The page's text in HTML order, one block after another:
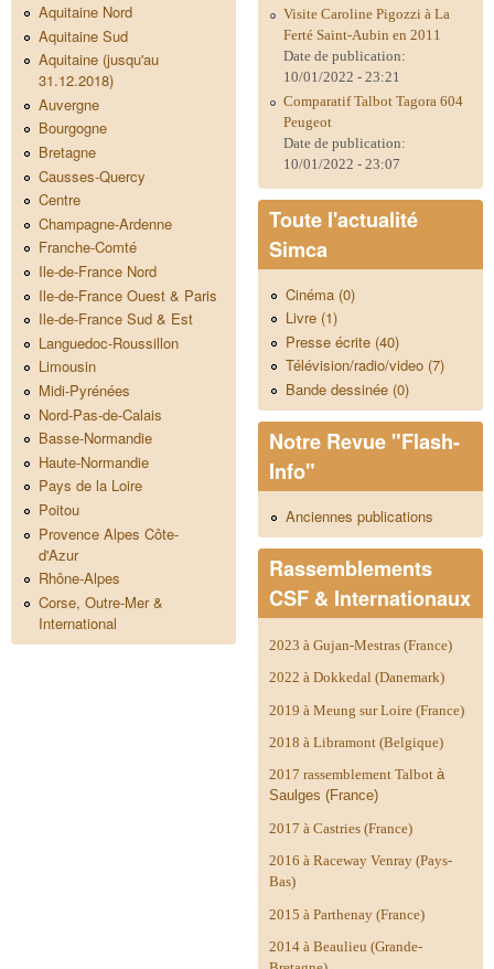
Aquitaine Nord
Aquitaine Sud
Aquitaine (jusqu'au
31.12.2018)
Auvergne
Bourgogne
Bretagne
Causses-Quercy
Centre
Champagne-Ardenne
Franche-Comté
Ile-de-France Nord
Ile-de-France Ouest & Paris
Ile-de-France Sud & Est
Languedoc-Roussillon
Limousin
Midi-Pyrénées
Nord-Pas-de-Calais
Basse-Normandie
Haute-Normandie
Pays de la Loire
Poitou
Provence Alpes Côte-
d'Azur
Rhône-Alpes
Corse, Outre-Mer &
International
Visite Caroline Pigozzi à La
Ferté Saint-Aubin en 2011
Date de publication:
10/01/2022 - 23:21
Comparatif Talbot Tagora 604
Peugeot
Date de publication:
10/01/2022 - 23:07
Toute l'actualité
Simca
Cinéma (0)
Livre (1)
Presse écrite (40)
Télévision/radio/video (7)
Bande dessinée (0)
Notre Revue "Flash-
Info"
Anciennes publications
Rassemblements
CSF & Internationaux
2023 à Gujan-Mestras (France)
2022 à Dokkedal (Danemark)
2019 à Meung sur Loire (France)
2018 à Libramont (Belgique)
2017 rassemblement Talbot à
Saulges (France)
2017 à Castries (France)
2016 à Raceway Venray (Pays-
Bas)
2015 à Parthenay (France)
2014 à Beaulieu (Grande-